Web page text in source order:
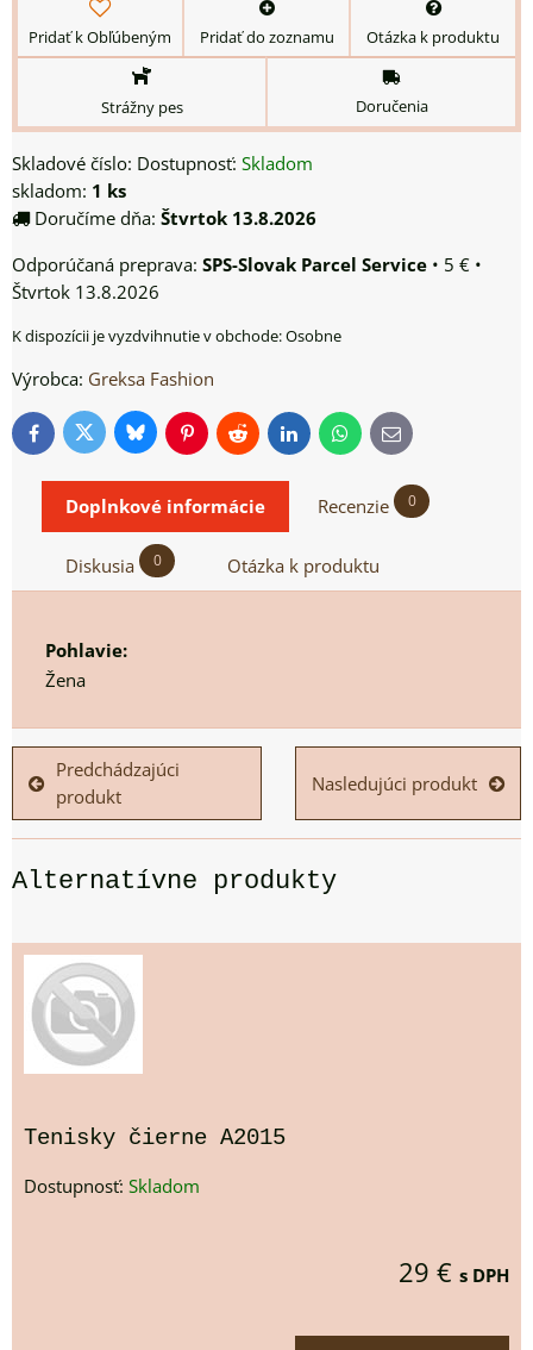
Pridať k Obľúbeným Pridať do zoznamu Otázka k produktu
Strážny pes Doručenia
Skladové číslo: Dostupnosť: Skladom
skladom: 1 ks
Doručíme dňa: Štvrtok 13.8.2026
SPS-Slovak Parcel Service • 5 € •
Štvrtok 13.8.2026
Osobne
Výrobca: Greksa Fashion
FacebookTwitterBlueskyPinterestReddit LinkedInWhatsApp
E-
mail
Doplnkové informácie Recenzie 0
Diskusia 0 Otázka k produktu
Pohlavie:
Žena
Predchádzajúci
produkt
Nasledujúci produkt
Alternatívne produkty
Tenisky čierne A2015
Dostupnosť: Skladom
29 € s DPH